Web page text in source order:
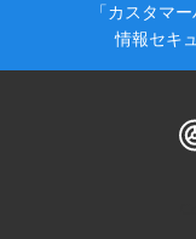
「カスタマ
情報セキ